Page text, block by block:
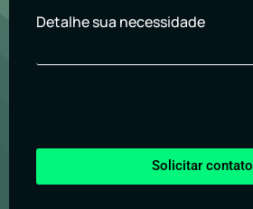
Detalhe sua necessidade
Solicitar contato